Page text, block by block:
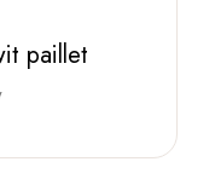
paillet